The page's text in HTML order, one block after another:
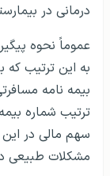
درمانی در
عموماً نحوه
به این ترتیب که
بیمه نامه
ترتیب شماره
سهم مالی در
مشکلات طبیعی